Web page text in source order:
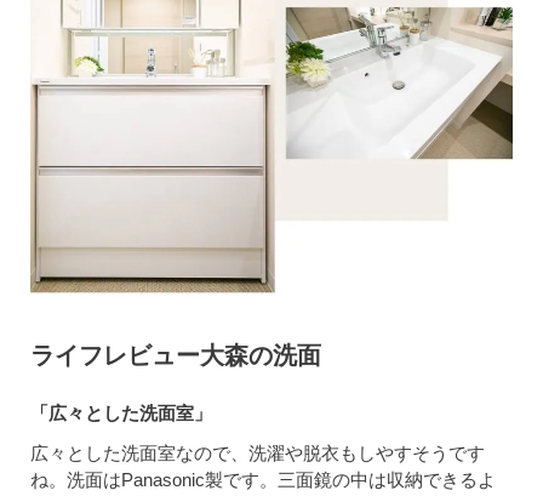
ライフレビュー大森の洗面
「広々とした洗面室」
広々とした洗面室なので、洗濯や脱衣もしやすそうです
ね。洗面はPanasonic製です。三面鏡の中は収納できるよ